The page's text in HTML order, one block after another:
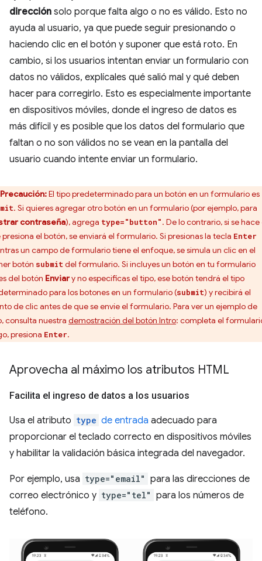
dirección solo porque falta algo o no es válido. Esto no
ayuda al usuario, ya que puede seguir presionando o
haciendo clic en el botón y suponer que está roto. En
cambio, si los usuarios intentan enviar un formulario con
datos no válidos, explícales qué salió mal y qué deben
hacer para corregirlo. Esto es especialmente importante
en dispositivos móviles, donde el ingreso de datos es
más difícil y es posible que los datos del formulario que
faltan o no son válidos no se vean en la pantalla del
usuario cuando intente enviar un formulario.
Precaución:El tipo predeterminado para un botón en un formulario es
. Si quieres agregar otro botón en un formulario (por ejemplo, para
contraseña), agrega type="button". De lo contrario, si se
presiona el botón, se enviará el formulario. Si presionas la tecla Enter
un campo de formulario tiene el enfoque, se simula un clic en el
botón submit del formulario. Si incluyes un botón en tu formulario
del botón Enviary no especificas el tipo, ese botón tendrá el tipo
para los botones en un formulario (submit) y recibirá el
de clic antes de que se envíe el formulario. Para ver un ejemplo de
consulta nuestra demostración del botón Intro: completa el
presiona Enter.
Aprovecha al máximo los atributos HTML
Facilita el ingreso de datos a los usuarios
Usa el atributo type de entrada adecuado para
proporcionar el teclado correcto en dispositivos móviles
y habilitar la validación básica integrada del navegador.
Por ejemplo, usa type="email" para las direcciones de
correo electrónico y type="tel" para los números de
teléfono.